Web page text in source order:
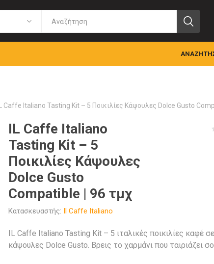
IL Caffe Italiano Tasting Kit – 5 Ποικιλίες Κάψουλες Dolce Gusto
IL Caffe Italiano
Tasting Kit – 5
Ποικιλίες Κάψουλες
Dolce Gusto
Compatible | 96 τμχ
Κατασκευαστής: Il Caffe Italiano
IL Caffe Italiano Tasting Kit – 5 ιταλικές ποικιλίες καφέ σε
κάψουλες Dolce Gusto. Βρεις το χαρμάνι που ταιριάζει